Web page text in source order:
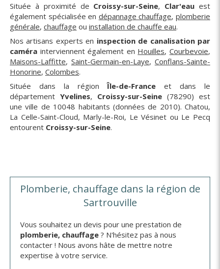
Située à proximité de Croissy-sur-Seine, Clar'eau est
également spécialisée en dépannage chauffage,plomberie
générale, chauffage ou installation de chauffe eau.
Nos artisans experts en inspection de canalisation par
caméra interviennent également en Houilles,Courbevoie,
Maisons-Laffitte, Saint-Germain-en-Laye, Conflans-Sainte-
Honorine, Colombes.
Située dans la régionÎle-de-France et dans le
département Yvelines, Croissy-sur-Seine (78290) est
une ville de 10048 habitants (données de 2010). Chatou,
La Celle-Saint-Cloud, Marly-le-Roi, Le Vésinet ou Le Pecq
entourent Croissy-sur-Seine.
Plomberie, chauffage dans la région de
Sartrouville
Vous souhaitez un devis pour une prestation de
plomberie, chauffage ? N'hésitez pas à nous
contacter ! Nous avons hâte de mettre notre
expertise à votre service.